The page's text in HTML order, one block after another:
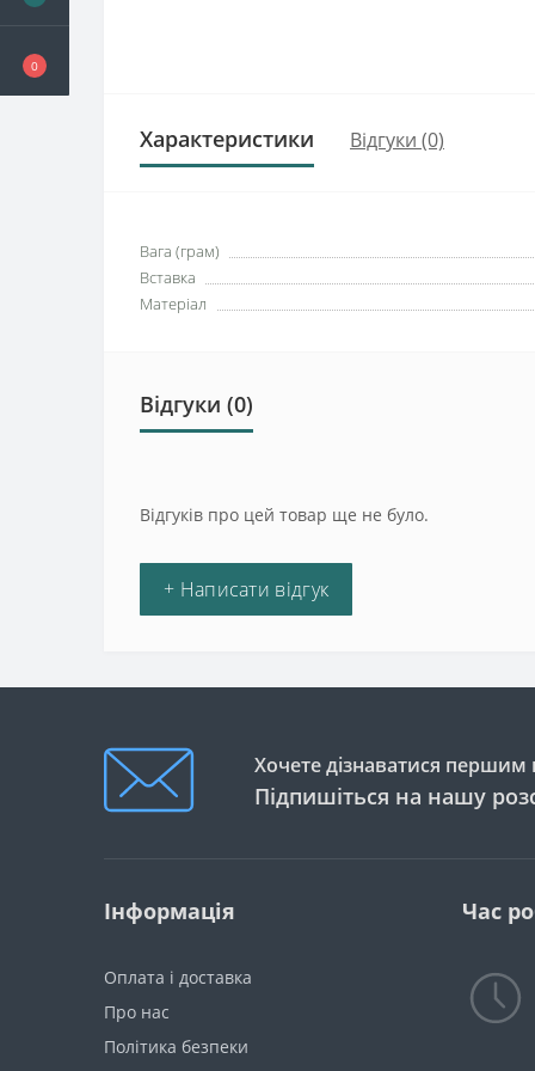
0
Характеристики Відгуки (0)
Вага (грам)
Вставка
Матеріал
Відгуки (0)
Відгуків про цей товар ще не було.
+ Написати відгук
Хочете дізнаватися першим
Підпишіться на нашу
Інформація
Оплата і доставка
Про нас
Політика безпеки
Час